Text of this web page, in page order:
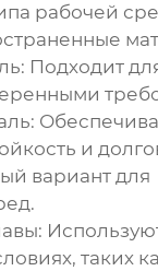
рабочей
Подходит
и
вариант для
таких